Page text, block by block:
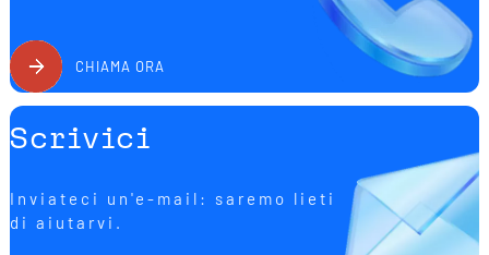
CHIAMA ORA
Scrivici
Inviateci un'e-mail: saremo lieti
di aiutarvi.